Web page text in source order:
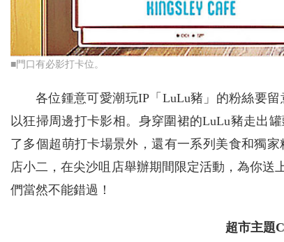
■門口有必影打卡位。
各位鍾意可愛潮玩IP「LuLu豬」的粉絲要
以狂掃周邊打卡影相。身穿圍裙的LuLu豬走出
了多個超萌打卡場景外，還有一系列美食和獨
店小二，在尖沙咀店舉辦期間限定活動，為你
們當然不能錯過！
超市主題